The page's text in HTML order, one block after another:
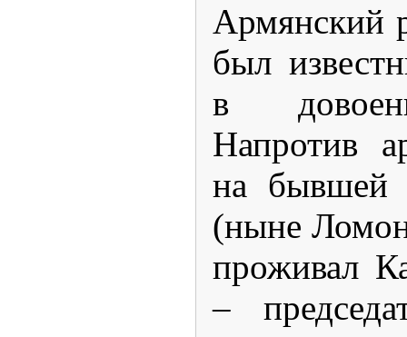
Армянский
был
в
Напротив
на бывшей
(ныне
проживал
–